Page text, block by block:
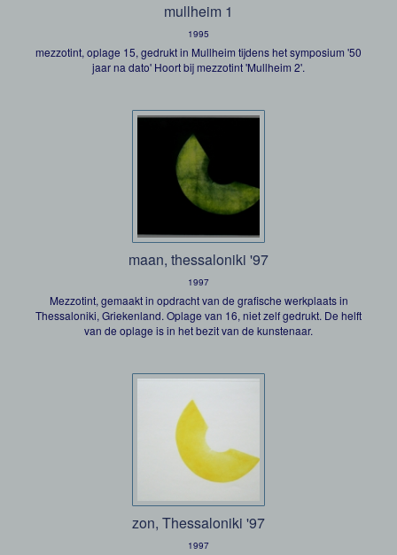
mullheim 1
1995
mezzotint, oplage 15, gedrukt in Mullheim tijdens het symposium '50
jaar na dato' Hoort bij mezzotint 'Mullheim 2'.
maan, thessaloniki '97
1997
Mezzotint, gemaakt in opdracht van de grafische werkplaats in
Thessaloniki, Griekenland. Oplage van 16, niet zelf gedrukt. De helft
van de oplage is in het bezit van de kunstenaar.
zon, Thessaloniki '97
1997